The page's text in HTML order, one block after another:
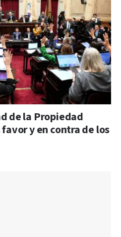
de la Propiedad
y en contra de los